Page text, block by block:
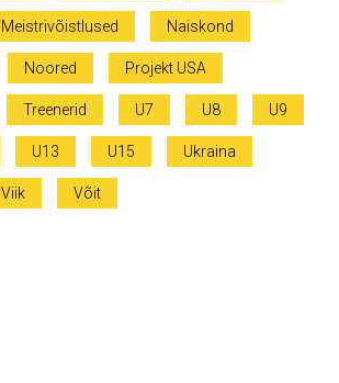
Meistrivõistlused Naiskond
Noored Projekt USA
Treenerid U7 U8 U9
U13 U15 Ukraina
Viik Võit